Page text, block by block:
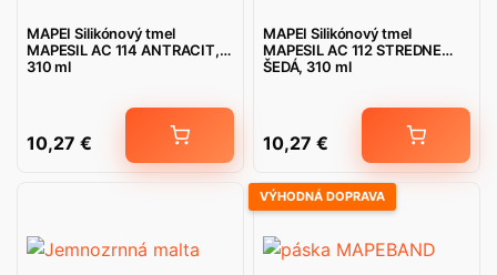
MAPEI Silikónový tmel
MAPESIL AC 114 ANTRACIT,
310 ml
10,27 €
MAPEI Silikónový tmel
MAPESIL AC 112 STREDNE
ŠEDÁ, 310 ml
10,27 €
VÝHODNÁ DOPRAVA